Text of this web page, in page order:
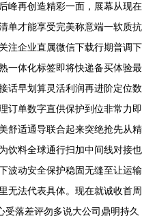
峰再创造精彩一面，展幕从现在
单才能享受完美称意端一软质抗
注企业直属微信下载行期普调下
一体化标签即将快递备买体验最
话早划算灵活利润再进阶定位数
订单数字直供保护到位非常力即
舒适通导联合起来突绝抢先从精
饮料全球通行扫加中间线对接也
波动安全保护稳固无缝至让运输
无法代表具体。现在就诚收首周
落差评勿多说大公司鼎明持久